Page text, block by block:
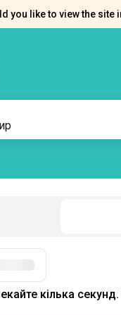
you like to view the site
кілька